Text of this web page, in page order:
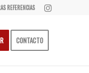
REFERENCIAS
CONTACTO